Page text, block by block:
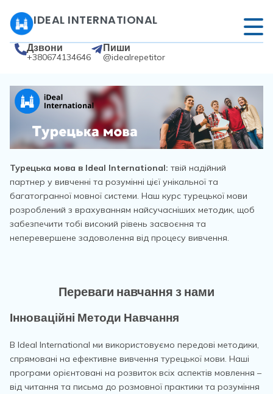
IDEAL INTERNATIONAL
Дзвони
+380674134646
Пиши
@idealrepetitor
Турецька мова в Ideal International: твій надійний
партнер у вивченні та розумінні цієї унікальної та
багатогранної мовної системи. Наш курс турецької мови
розроблений з врахуванням найсучасніших методик, щоб
забезпечити тобі високий рівень засвоєння та
неперевершене задоволення від процесу вивчення.
Переваги навчання з нами
Інноваційні Методи Навчання
В Ideal International ми використовуємо передові методики,
спрямовані на ефективне вивчення турецької мови. Наші
програми орієнтовані на розвиток всіх аспектів мовлення –
від читання та письма до розмовної практики та розуміння